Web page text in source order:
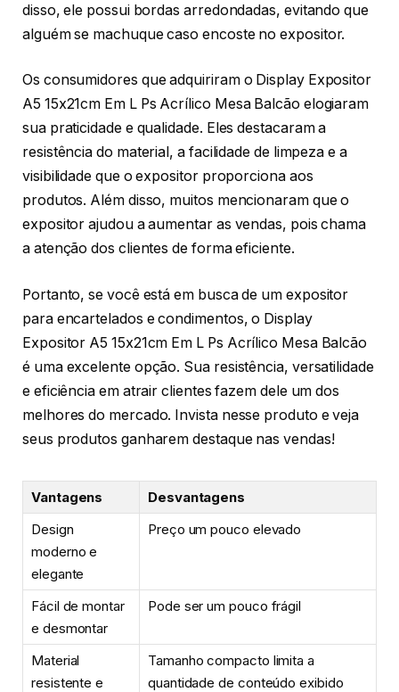
disso, ele possui bordas arredondadas, evitando que
alguém se machuque caso encoste no expositor.
Os consumidores que adquiriram o Display Expositor
A5 15x21cm Em L Ps Acrílico Mesa Balcão elogiaram
sua praticidade e qualidade. Eles destacaram a
resistência do material, a facilidade de limpeza e a
visibilidade que o expositor proporciona aos
produtos. Além disso, muitos mencionaram que o
expositor ajudou a aumentar as vendas, pois chama
a atenção dos clientes de forma eficiente.
Portanto, se você está em busca de um expositor
para encartelados e condimentos, o Display
Expositor A5 15x21cm Em L Ps Acrílico Mesa Balcão
é uma excelente opção. Sua resistência, versatilidade
e eficiência em atrair clientes fazem dele um dos
melhores do mercado. Invista nesse produto e veja
seus produtos ganharem destaque nas vendas!
Vantagens
Desvantagens
Design
moderno e
elegante
Preço um pouco elevado
Fácil de montar
e desmontar
Pode ser um pouco frágil
Material
resistente e
Tamanho compacto limita a
quantidade de conteúdo exibido